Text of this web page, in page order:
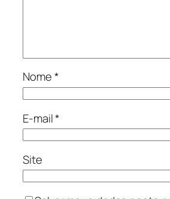
Nome*
E-mail*
Site